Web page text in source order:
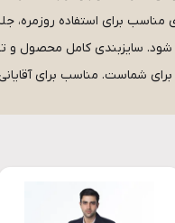
مناسب برای استفاده
سایزبندی کامل محصول و
شماست. مناسب برای